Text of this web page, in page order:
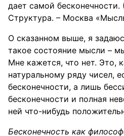
дает самой
Структура. – Москва
О сказанном выше, я
такое состояние мысли –
Мне кажется, что нет. Это,
натуральному ряду чисел,
бесконечности, а лишь
бесконечности и полная
ней что-нибудь
Бесконечность как